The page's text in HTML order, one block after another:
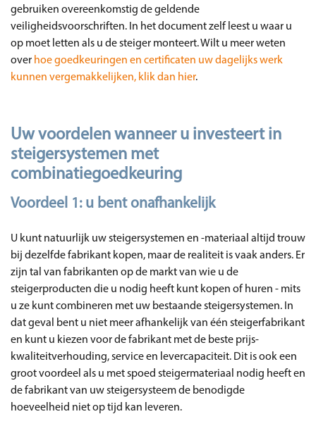
gebruiken overeenkomstig de geldende
veiligheidsvoorschriften. In het document zelf leest u waar u
op moet letten als u de steiger monteert. Wilt u meer weten
over hoe goedkeuringen en certificaten uw dagelijks werk
kunnen vergemakkelijken, klik dan hier.
Uw voordelen wanneer u investeert in
steigersystemen met
combinatiegoedkeuring
Voordeel 1: u bent onafhankelijk
U kunt natuurlijk uw steigersystemen en -materiaal altijd trouw
bij dezelfde fabrikant kopen, maar de realiteit is vaak anders. Er
zijn tal van fabrikanten op de markt van wie u de
steigerproducten die u nodig heeft kunt kopen of huren - mits
u ze kunt combineren met uw bestaande steigersystemen. In
dat geval bent u niet meer afhankelijk van één steigerfabrikant
en kunt u kiezen voor de fabrikant met de beste prijs-
kwaliteitverhouding, service en levercapaciteit. Dit is ook een
groot voordeel als u met spoed steigermateriaal nodig heeft en
de fabrikant van uw steigersysteem de benodigde
hoeveelheid niet op tijd kan leveren.